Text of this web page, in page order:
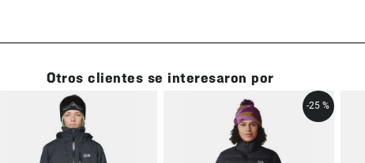
Otros clientes se interesaron por
-25 %